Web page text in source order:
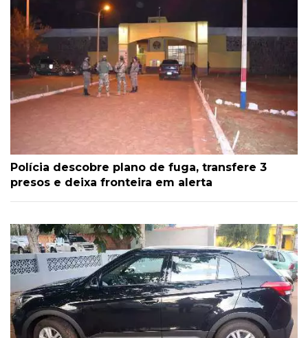
Polícia descobre plano de fuga, transfere 3
presos e deixa fronteira em alerta